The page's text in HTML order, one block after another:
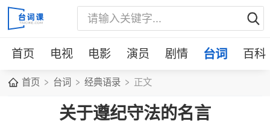
首页 电视 电影 演员 剧情 台词 百科
首页 台词 经典语录 正文
关于遵纪守法的名言